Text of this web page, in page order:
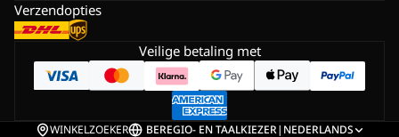
Verzendopties
Veilige betaling met
WINKELZOEKER BEREGIO- EN TAALKIEZER| NEDERLANDS